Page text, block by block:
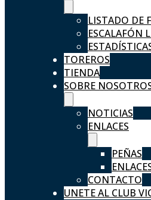
LISTADO DE
ESCALAFÓN
TOREROS
TIENDA
SOBRE
NOTICIAS
ENLACES
PEÑAS
CONTACTO
UNETE AL CLUB